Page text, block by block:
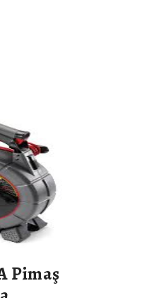
Pimaş